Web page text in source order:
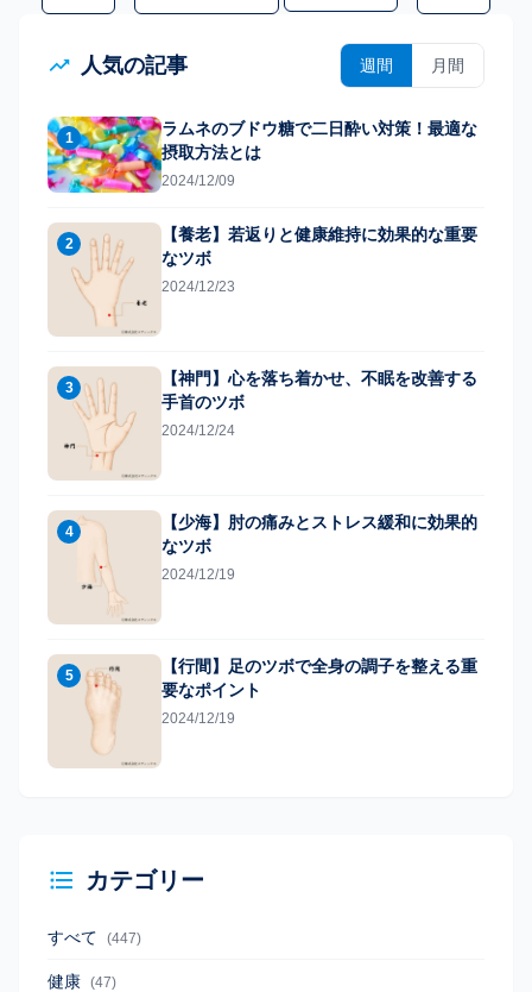
人気の記事 週間 月間
1
ラムネのブドウ糖で二日酔い対策！最適な
摂取方法とは
2024/12/09
2
【養老】若返りと健康維持に効果的な重要
なツボ
2024/12/23
3
【神門】心を落ち着かせ、不眠を改善する
手首のツボ
2024/12/24
4
【少海】肘の痛みとストレス緩和に効果的
なツボ
2024/12/19
5
【行間】足のツボで全身の調子を整える重
要なポイント
2024/12/19
カテゴリー
すべて (447)
健康 (47)